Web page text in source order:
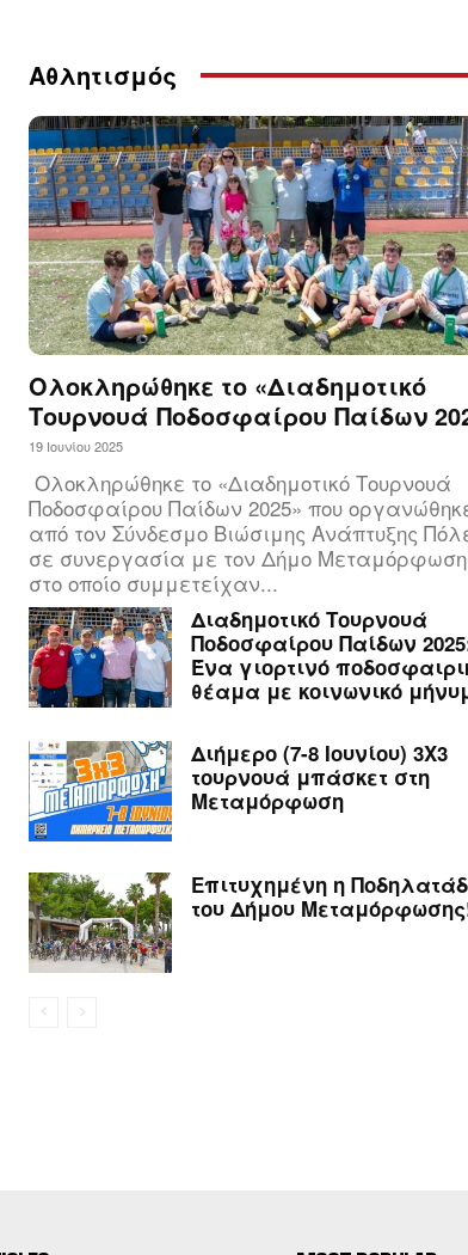
Αθλητισμός
Ολοκληρώθηκε το «Διαδημοτικό
Τουρνουά Ποδοσφαίρου Παίδων
19 Ιουνίου 2025
Ολοκληρώθηκε το «Διαδημοτικό Τουρνουά
Ποδοσφαίρου Παίδων 2025» που
από τον Σύνδεσμο Βιώσιμης Ανάπτυξης
σε συνεργασία με τον Δήμο
στο οποίο συμμετείχαν...
Διαδημοτικό Τουρνουά
Ποδοσφαίρου Παίδων
Ένα γιορτινό
θέαμα με κοινωνικό
Διήμερο (7-8 Ιουνίου) 3Χ3
τουρνουά μπάσκετ στη
Μεταμόρφωση
Επιτυχημένη η
του Δήμου